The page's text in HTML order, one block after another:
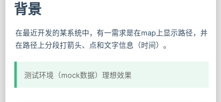
背景
在最近开发的某系统中，有一需求是在map上显示路径，并
在路径上分段打箭头、点和文字信息（时间）。
测试环境（mock数据）理想效果